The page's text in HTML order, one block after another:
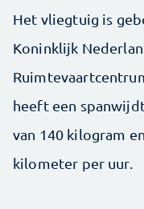
Het vliegtuig is
Koninklijk
heeft een
van 140 kilogram
kilometer per uur.